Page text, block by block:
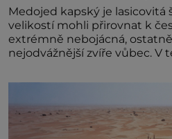
Medojed kapský je
velikostí mohli přirovnat k
extrémně nebojácná,
nejodvážnější zvíře vůbec. V